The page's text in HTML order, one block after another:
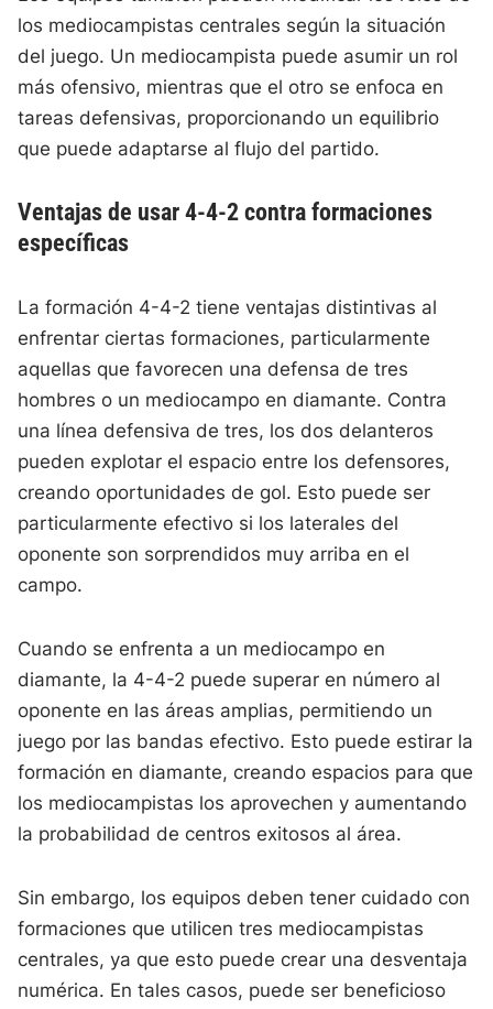
los mediocampistas centrales según la situación
del juego. Un mediocampista puede asumir un rol
más ofensivo, mientras que el otro se enfoca en
tareas defensivas, proporcionando un equilibrio
que puede adaptarse al flujo del partido.
Ventajas de usar 4-4-2 contra formaciones
específicas
La formación 4-4-2 tiene ventajas distintivas al
enfrentar ciertas formaciones, particularmente
aquellas que favorecen una defensa de tres
hombres o un mediocampo en diamante. Contra
una línea defensiva de tres, los dos delanteros
pueden explotar el espacio entre los defensores,
creando oportunidades de gol. Esto puede ser
particularmente efectivo si los laterales del
oponente son sorprendidos muy arriba en el
campo.
Cuando se enfrenta a un mediocampo en
diamante, la 4-4-2 puede superar en número al
oponente en las áreas amplias, permitiendo un
juego por las bandas efectivo. Esto puede estirar la
formación en diamante, creando espacios para que
los mediocampistas los aprovechen y aumentando
la probabilidad de centros exitosos al área.
Sin embargo, los equipos deben tener cuidado con
formaciones que utilicen tres mediocampistas
centrales, ya que esto puede crear una desventaja
numérica. En tales casos, puede ser beneficioso